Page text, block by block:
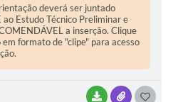
BAIXARANEXOS
deverá ser juntado
Estudo Técnico Preliminar e
a inserção. Clique
formato de "clipe" para acesso